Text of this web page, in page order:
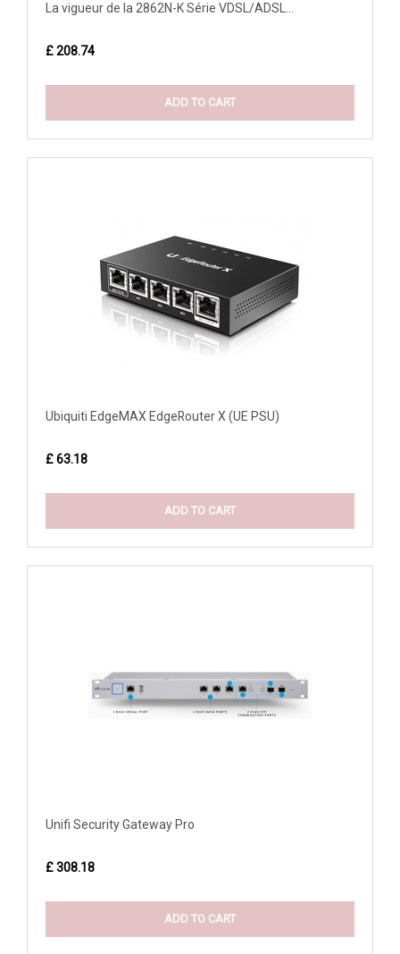
La vigueur de la 2862N-K Série VDSL/ADSL...
£ 208.74
ADD TO CART
Ubiquiti EdgeMAX EdgeRouter X (UE PSU)
£ 63.18
ADD TO CART
Unifi Security Gateway Pro
£ 308.18
ADD TO CART